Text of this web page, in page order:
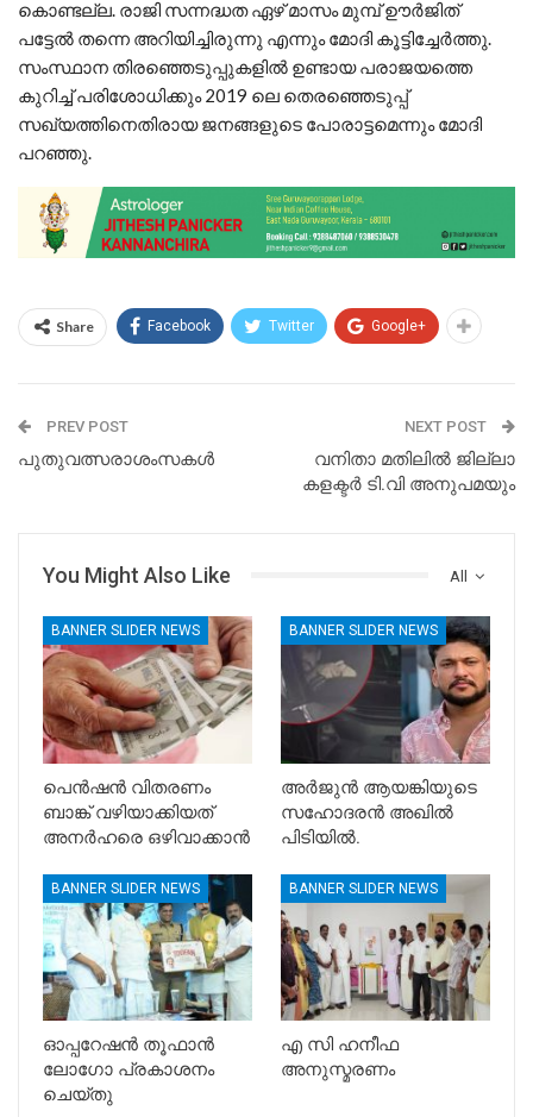
കൊണ്ടല്ല. രാജി സന്നദ്ധത ഏഴ് മാസം മുമ്പ് ഊർജിത്
പട്ടേൽ തന്നെ അറിയിച്ചിരുന്നു എന്നും മോദി കൂട്ടിച്ചേര്‍ത്തു.
സംസ്ഥാന തിരഞ്ഞെടുപ്പുകളിൽ ഉണ്ടായ പരാജയത്തെ
കുറിച്ച് പരിശോധിക്കും 2019 ലെ തെരഞ്ഞെടുപ്പ്
സഖ്യത്തിനെതിരായ ജനങ്ങളുടെ പോരാട്ടമെന്നും മോദി
പറ‍ഞ്ഞു.
Share Facebook Twitter Google+
PREV POST
പുതുവത്സരാശംസകൾ
NEXT POST
വനിതാ മതിലിൽ ജില്ലാ
കളക്ടര്‍ ടി.വി അനുപമയും
All
You Might Also Like
BANNER SLIDER NEWS
പെൻഷൻ വിതരണം
ബാങ്ക് വഴിയാക്കിയത്
അനർഹരെ ഒഴിവാക്കാൻ
BANNER SLIDER NEWS
അർജുൻ ആയങ്കിയുടെ
സഹോദരൻ അഖിൽ
പിടിയിൽ.
BANNER SLIDER NEWS
ഓപ്പറേഷൻ തൂഫാൻ
ലോഗോ പ്രകാശനം
ചെയ്തു
BANNER SLIDER NEWS
എ സി ഹനീഫ
അനുസ്മരണം